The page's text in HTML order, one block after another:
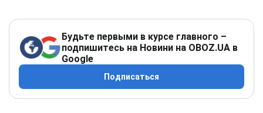
Будьте первыми в курсе главного –
подпишитесь на Новини на OBOZ.UA в
Google
Подписаться